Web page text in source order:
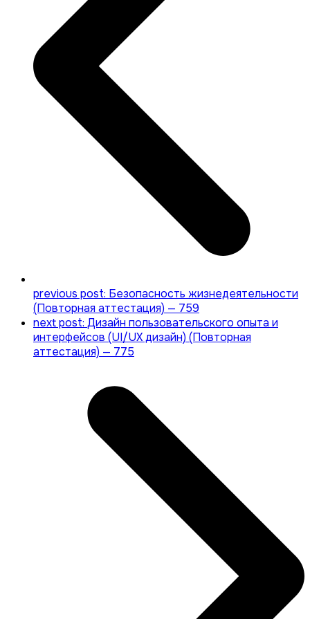
previous post: Безопасность жизнедеятельности
(Повторная аттестация) — 759
next post: Дизайн пользовательского опыта и
интерфейсов (UI/UX дизайн) (Повторная
аттестация) — 775